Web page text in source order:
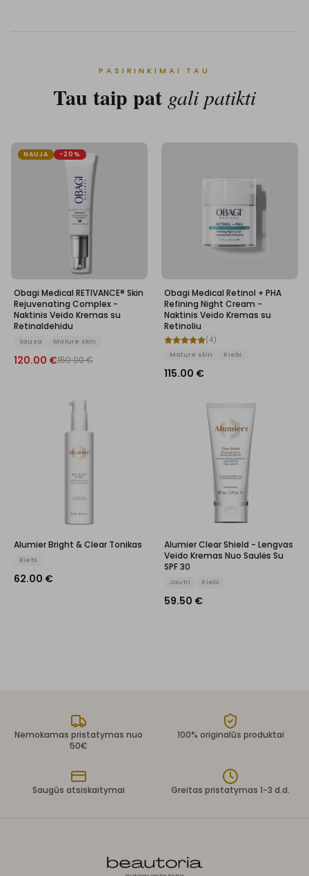
PASIRINKIMAI TAU
Tau taip pat gali patikti
NAUJA -20%
Obagi Medical RETIVANCE® Skin
Rejuvenating Complex -
Naktinis Veido Kremas su
Retinaldehidu
Sausa Mature skin
120.00 €150.00€
Obagi Medical Retinol + PHA
Refining Night Cream -
Naktinis Veido Kremas su
Retinoliu
(4)
Mature skin Riebi
115.00 €
Alumier Bright & Clear Tonikas
Riebi
62.00 €
Alumier Clear Shield - Lengvas
Veido Kremas Nuo Saulės Su
SPF 30
Jautri Riebi
59.50 €
Nemokamas pristatymas nuo
50€
100% originalūs produktai
Saugūs atsiskaitymai Greitas pristatymas 1-3 d.d.